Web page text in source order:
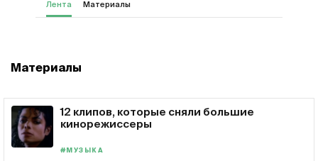
Лента Материалы
Материалы
12 клипов, которые сняли большие
кинорежиссеры
#МУЗЫКА